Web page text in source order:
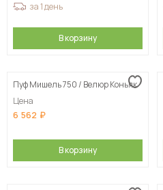
за 1 день
В корзину
Пуф Мишель 750 / Велюр Коньяк
Цена
6 562
В корзину